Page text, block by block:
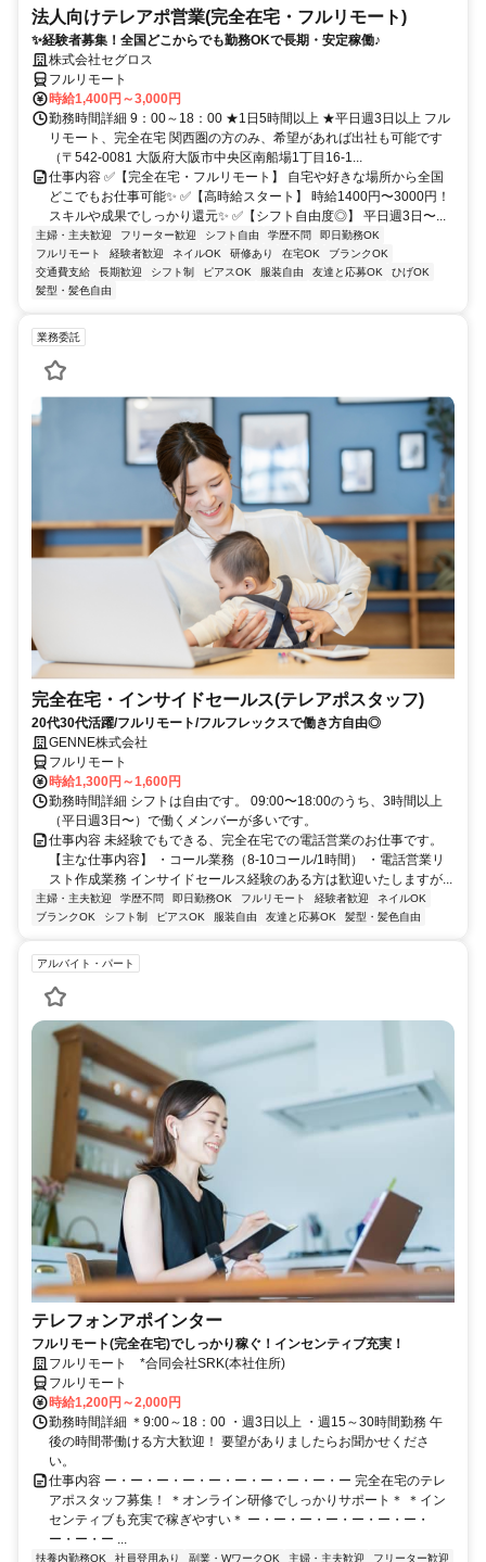
法人向けテレアポ営業(完全在宅・フルリモート)
✨経験者募集！全国どこからでも勤務OKで長期・安定稼働♪
株式会社セグロス
フルリモート
時給1,400円～3,000円
勤務時間詳細 9：00～18：00 ★1日5時間以上 ★平日週3日以上 フル
リモート、完全在宅 関西圏の方のみ、希望があれば出社も可能です
（〒542-0081 大阪府大阪市中央区南船場1丁目16-1...
仕事内容 ✅【完全在宅・フルリモート】 自宅や好きな場所から全国
どこでもお仕事可能✨ ✅【高時給スタート】 時給1400円〜3000円！
スキルや成果でしっかり還元✨ ✅【シフト自由度◎】 平日週3日〜...
主婦・主夫歓迎 フリーター歓迎 シフト自由 学歴不問
即日勤務OK
フルリモート
経験者歓迎 ネイルOK 研修あり 在宅OK
ブランクOK
交通費支給
長期歓迎 シフト制 ピアスOK 服装自由 友達と応募OK
ひげOK
髪型・髪色自由
業務委託
完全在宅・インサイドセールス(テレアポスタッフ)
20代30代活躍/フルリモート/フルフレックスで働き方自由◎
GENNE株式会社
フルリモート
時給1,300円～1,600円
勤務時間詳細 シフトは自由です。 09:00〜18:00のうち、3時間以上
（平日週3日〜）で働くメンバーが多いです。
仕事内容 未経験でもできる、完全在宅での電話営業のお仕事です。
【主な仕事内容】 ・コール業務（8-10コール/1時間） ・電話営業リ
スト作成業務 インサイドセールス経験のある方は歓迎いたしますが...
主婦・主夫歓迎 学歴不問 即日勤務OK フルリモート 経験者歓迎
ネイルOK
ブランクOK
シフト制 ピアスOK 服装自由 友達と応募OK 髪型・髪色自由
アルバイト・パート
テレフォンアポインター
フルリモート(完全在宅)でしっかり稼ぐ！インセンティブ充実！
フルリモート *合同会社SRK(本社住所)
フルリモート
時給1,200円～2,000円
勤務時間詳細 ＊9:00～18：00 ・週3日以上 ・週15～30時間勤務 午
後の時間帯働ける方大歓迎！ 要望がありましたらお聞かせくださ
い。
仕事内容 ー・ー・ー・ー・ー・ー・ー・ー・ー・ー 完全在宅のテレ
アポスタッフ募集！ ＊オンライン研修でしっかりサポート＊ ＊イン
センティブも充実で稼ぎやすい＊ ー・ー・ー・ー・ー・ー・ー・
ー・ー・ー ...
扶養内勤務OK 社員登用あり 副業・WワークOK 主婦・主夫歓迎
フリーター歓迎